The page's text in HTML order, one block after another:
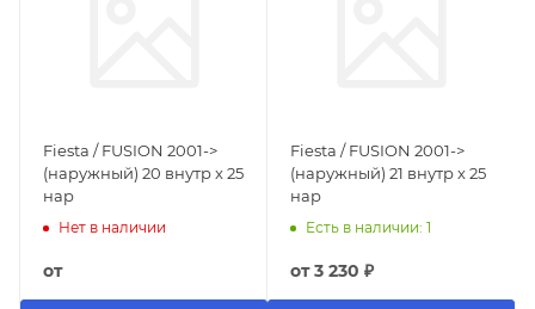
Fiesta / FUSION 2001->
(наружный) 20 внутр x 25
нар
Нет в наличии
от
Fiesta / FUSION 2001->
(наружный) 21 внутр х 25
нар
Есть в наличии: 1
от3 230 ₽